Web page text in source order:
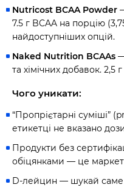
Nutricost BCAA Powder
7.5 г BCAA на порцію
найдоступніших опцій.
Naked Nutrition BCAAs
та хімічних добавок.
Чого уникати:
“Пропрієтарні суміші”
етикетці не вказано
Продукти без
обіцянками — це
D-лейцин — шукай саме